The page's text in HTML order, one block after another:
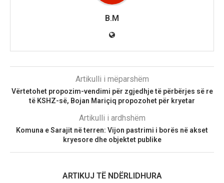
B.M
Artikulli i mëparshëm
Vërtetohet propozim-vendimi për zgjedhje të përbërjes së re
të KSHZ-së, Bojan Mariçiq propozohet për kryetar
Artikulli i ardhshëm
Komuna e Sarajit në terren: Vijon pastrimi i borës në akset
kryesore dhe objektet publike
ARTIKUJ TË NDËRLIDHURA